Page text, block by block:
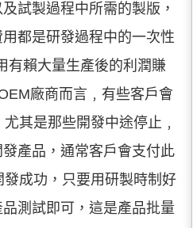
試製過程中所需的製版，
都是研發過程中的一次性
有賴大量生產後的利潤賺
廠商而言﹐有些客戶會
其是那些開發中途停止﹐
產品，通常客戶會支付此
成功，只要用研製時制好
測試即可，這是產品批量